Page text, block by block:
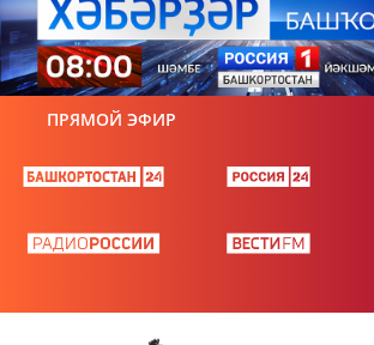
ПРЯМОЙ ЭФИР